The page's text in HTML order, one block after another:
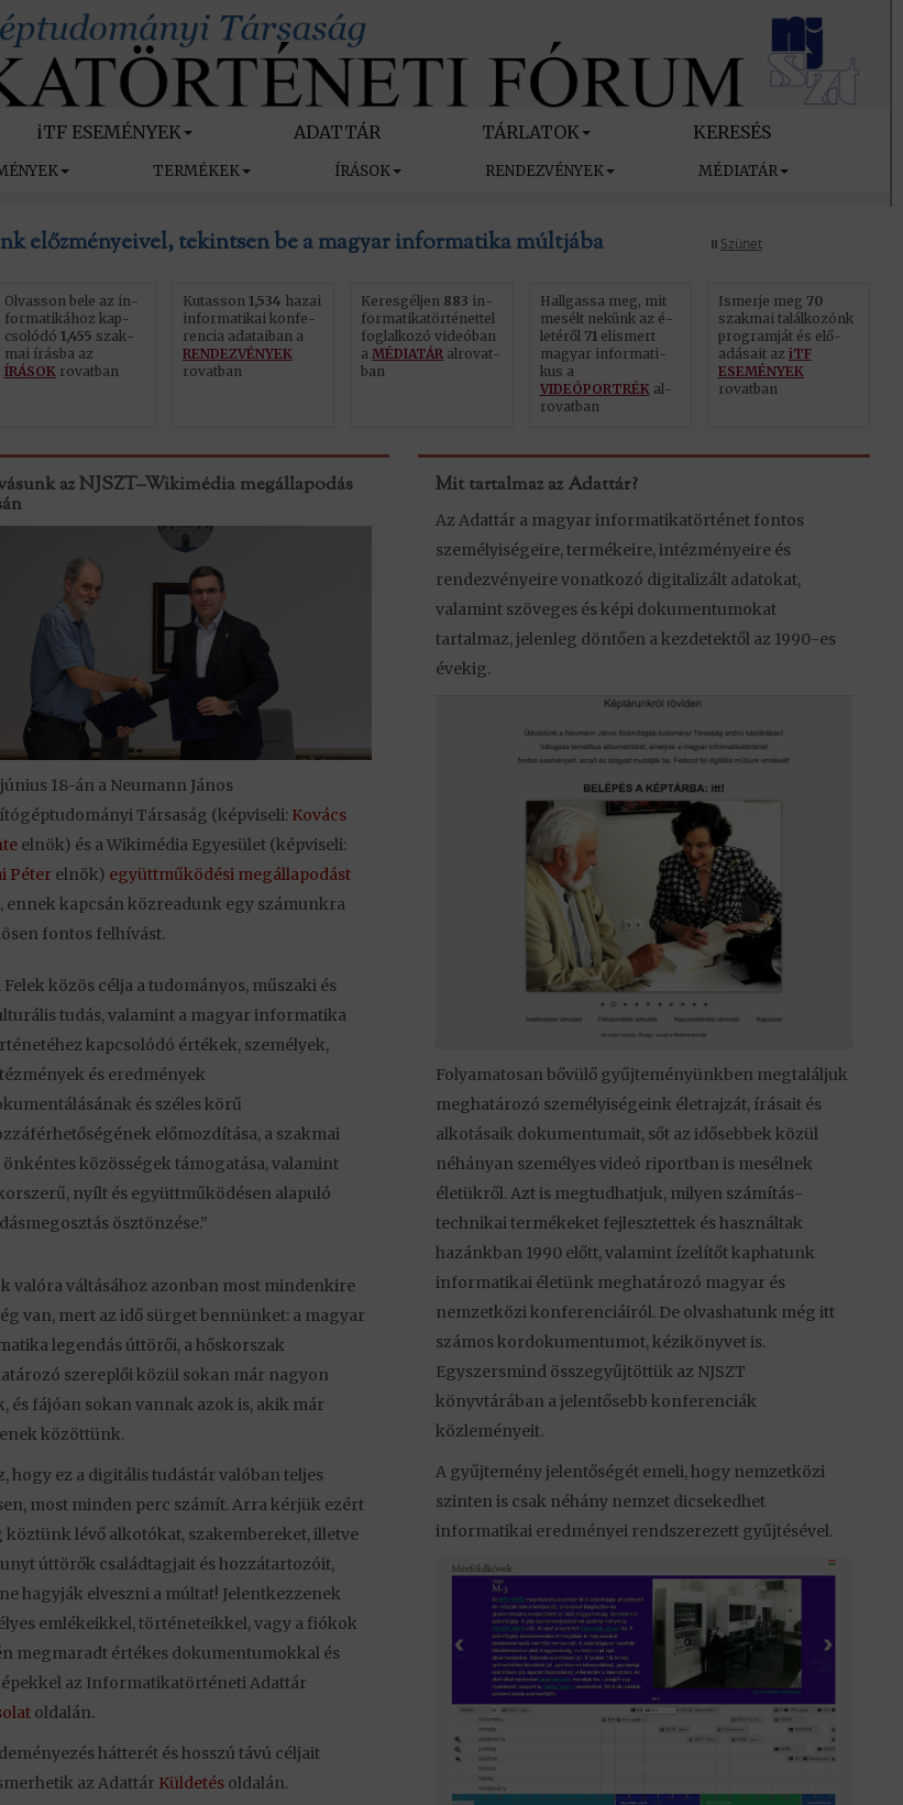
iTF ESEMÉNYEK ADATTÁR TÁRLATOK KERESÉS
TERMÉKEK ÍRÁSOK RENDEZVÉNYEK MÉDIATÁR
Fórum
előzményeivel, tekintsen be a magyar informatika múltjába ⏸️ Szünet
Ol­vas­son bele az in­
for­ma­ti­ká­hoz kap­
cso­ló­dó 1,455 szak­
mai írásba az
ÍRÁSOKrovatban
Kutasson 1,534 hazai
in­for­ma­ti­kai kon­fe­
ren­ci­a ada­ta­i­ban a
RENDEZVÉNYEK
rovatban
Keresgéljen 883 in­
for­ma­ti­ka​tör­té­net­tel
fog­lal­ko­zó videóban
aMÉDIATÁR al­ro­vat­
ban
Hall­gas­sa meg, mit
mesélt nekünk az é­
le­té­ről 71el­is­mert
magyar in­for­ma­ti­
kus a
VIDEÓPORTRÉKal­
ro­vat­ban
Ismerje meg 70
szak­mai ta­lál­ko­zónk
prog­ram­ját és elő­
adá­sa­it az iTF
ESEMÉNYEK
rovatban
az NJSZT–Wikimédia megállapodás
18-án a Neumann János
Társaság (képviseli: Kovács
elnök) és a Wikimédia Egyesület (képviseli:
Péterelnök) együttműködési megállapodást
ennek kapcsán közreadunk egy számunkra
fontos felhívást.
Felek közös célja a tudományos, műszaki és
tudás, valamint a magyar informatika
kapcsolódó értékek, személyek,
és eredmények
és széles körű
előmozdítása, a szakmai
önkéntes közösségek támogatása, valamint
nyílt és együttműködésen alapuló
ösztönzése.”
valóra váltásához azonban most mindenkire
van, mert az idő sürget bennünket: a magyar
legendás úttörői, a hőskorszak
szereplői közül sokan már nagyon
és fájóan sokan vannak azok is, akik már
közöttünk.
hogy ez a digitális tudástár valóban teljes
most minden perc számít. Arra kérjük ezért
köztünk lévő alkotókat, szakembereket, illetve
úttörők családtagjait és hozzátartozóit,
hagyják elveszni a múltat! Jelentkezzenek
emlékeikkel, történeteikkel, vagy a fiókok
megmaradt értékes dokumentumokkal és
az Informatikatörténeti Adattár
oldalán.
hátterét és hosszú távú céljait
az Adattár Küldetésoldalán.
Mit tartalmaz az Adattár?
Az Adattár a magyar infor­matika­történet fontos
személyiségeire, termékeire, intézményeire és
rendezvényeire vonatkozó digitalizált adatokat,
valamint szöveges és képi dokumentumokat
tartalmaz, jelenleg döntően a kezdetektől az 1990-es
évekig.
Folyamatosan bővülő gyűjtemé­nyünkben megtaláljuk
meghatározó személyiségeink életrajzát, írásait és
alkotásaik dokumentumait, sőt az idősebbek közül
néhányan személyes videó riportban is mesélnek
életükről. Azt is megtudhatjuk, milyen számítás­
technikai termékeket fejlesztettek és használtak
hazánkban 1990 előtt, valamint ízelítőt kaphatunk
infor­matikai életünk meghatározó magyar és
nemzetközi konferenciáiról. De olvashatunk még itt
számos kordoku­mentumot, kézikönyvet is.
Egyszersmind összegyűjtöttük az NJSZT
könyvtárában a jelentősebb konferenciák
közleményeit.
A gyűjtemény jelentőségét emeli, hogy nemzetközi
szinten is csak néhány nemzet dicsekedhet
informatikai eredményei rendszerezett gyűjtésével.